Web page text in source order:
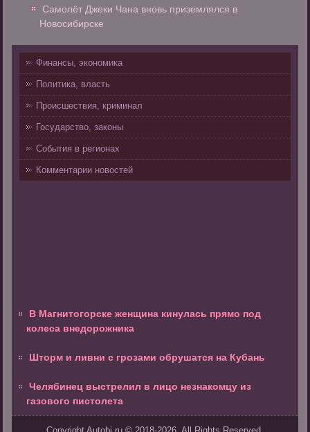
Самолёт Джеки Чана вновь приземлялся в
Новосибирске
Финансы, экономика
Политика, власть
Происшествия, криминал
Государство, законы
События в регионах
Комментарии новостей
В Магнитогорске женщина кинулась прямо под
колеса внедорожника
Шторм и ливни с грозами обрушатся на Кубань
Челябинец выстрелил в лицо незнакомцу из
газового пистолета